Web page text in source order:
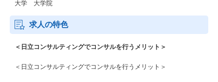
大学 大学院
求人の特色
＜日立コンサルティングでコンサルを行うメリット＞
＜日立コンサルティングでコンサルを行うメリット＞